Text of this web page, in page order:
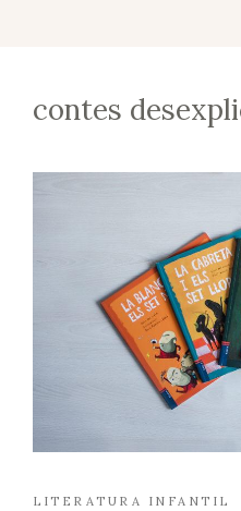
contes
LITERATURA INFANTIL